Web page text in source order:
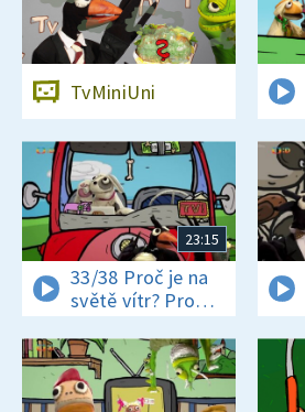
TvMiniUni
23:15
33/38 Proč je na
světě vítr? Proč
jsou někteří hadi
jedovatí?